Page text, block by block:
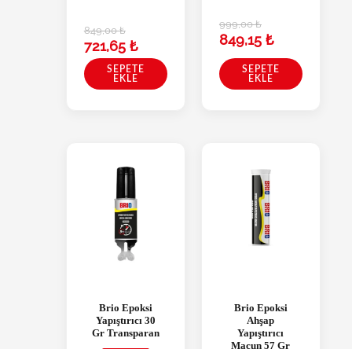
849,00₺
721,65 ₺
SEPETE
EKLE
999,00₺
849,15 ₺
SEPETE
EKLE
Brio Epoksi
Yapıştırıcı 30
Gr Transparan
Brio Epoksi
Ahşap
Yapıştırıcı
Macun 57 Gr